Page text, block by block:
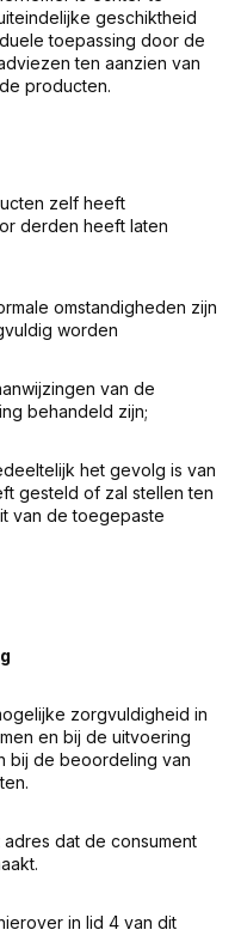
geschiktheid
toepassing door de
ten aanzien van
producten.
zelf heeft
derden heeft laten
omstandigheden zijn
worden
van de
behandeld zijn;
het gevolg is van
gesteld of zal stellen ten
van de toegepaste
zorgvuldigheid in
en bij de uitvoering
bij de beoordeling van
dat de consument
in lid 4 van dit